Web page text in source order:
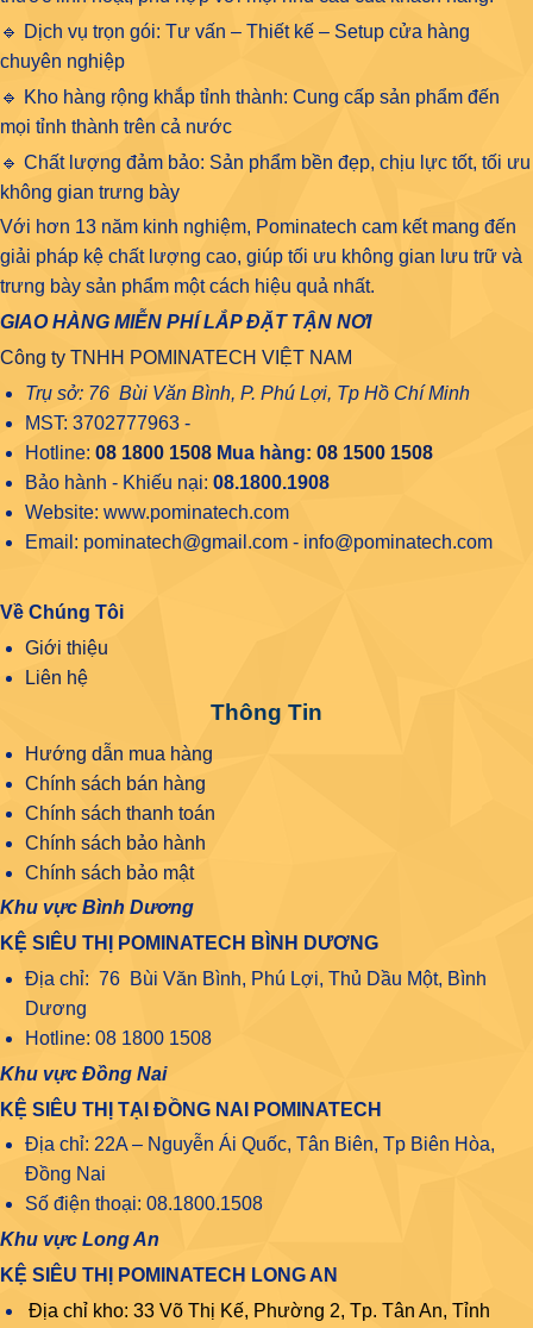
🔹 Dịch vụ trọn gói: Tư vấn – Thiết kế – Setup cửa hàng
chuyên nghiệp
🔹 Kho hàng rộng khắp tỉnh thành: Cung cấp sản phẩm đến
mọi tỉnh thành trên cả nước
🔹 Chất lượng đảm bảo: Sản phẩm bền đẹp, chịu lực tốt, tối ưu
không gian trưng bày
Với hơn 13 năm kinh nghiệm, Pominatech cam kết mang đến
giải pháp kệ chất lượng cao, giúp tối ưu không gian lưu trữ và
trưng bày sản phẩm một cách hiệu quả nhất.
GIAO HÀNG MIỄN PHÍ LẮP ĐẶT TẬN NƠI
Công ty TNHH POMINATECH VIỆT NAM
Trụ sở: 76 Bùi Văn Bình, P. Phú Lợi, Tp Hồ Chí Minh
MST: 3702777963 -
Hotline: 08 1800 1508Mua hàng: 08 1500 1508
Bảo hành - Khiếu nại: 08.1800.1908
Website: www.pominatech.com
Email: pominatech@gmail.com - info@pominatech.com
Về Chúng Tôi
Giới thiệu
Liên hệ
Thông Tin
Hướng dẫn mua hàng
Chính sách bán hàng
Chính sách thanh toán
Chính sách bảo hành
Chính sách bảo mật
Khu vực Bình Dương
KỆ SIÊU THỊ POMINATECH BÌNH DƯƠNG
Địa chỉ: 76 Bùi Văn Bình, Phú Lợi, Thủ Dầu Một, Bình
Dương
Hotline: 08 1800 1508
Khu vực Đồng Nai
KỆ SIÊU THỊ TẠI ĐỒNG NAI POMINATECH
Địa chỉ: 22A – Nguyễn Ái Quốc, Tân Biên, Tp Biên Hòa,
Đồng Nai
Số điện thoại: 08.1800.1508
Khu vực Long An
KỆ SIÊU THỊ POMINATECH LONG AN
Địa chỉ kho: 33 Võ Thị Kế, Phường 2, Tp. Tân An, Tỉnh